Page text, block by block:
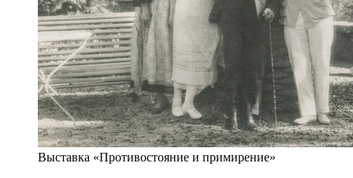
Выставка «Противостояние и примирение»